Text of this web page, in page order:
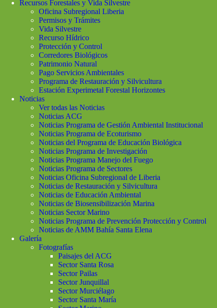
Recursos Forestales y Vida Silvestre
Oficina Subregional Liberia
Permisos y Trámites
Vida Silvestre
Recurso Hídrico
Protección y Control
Corredores Biológicos
Patrimonio Natural
Pago Servicios Ambientales
Programa de Restauración y Silvicultura
Estación Experimetal Forestal Horizontes
Noticias
Ver todas las Noticias
Noticias ACG
Noticias Programa de Gestión Ambiental Institucional
Noticias Programa de Ecoturismo
Noticias del Programa de Educación Biológica
Noticias Programa de Investigación
Noticias Programa Manejo del Fuego
Noticias Programa de Sectores
Noticias Oficina Subregional de Liberia
Noticias de Restauración y Silvicultura
Noticias de Educación Ambiental
Noticias de Biosensibilización Marina
Noticias Sector Marino
Noticias Programa de Prevención Protección y Control
Noticias de AMM Bahía Santa Elena
Galería
Fotografías
Paisajes del ACG
Sector Santa Rosa
Sector Pailas
Sector Junquillal
Sector Murciélago
Sector Santa María